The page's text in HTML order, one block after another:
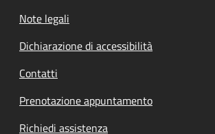
Note legali
Dichiarazione di accessibilità
Contatti
Prenotazione appuntamento
Richiedi assistenza